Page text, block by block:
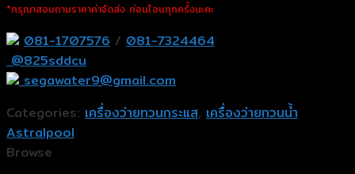
*กรุณาสอบถามราคาค่าจัดส่ง ก่อนโอนทุกครั้งนะคะ
081-1707576 / 081-7324464
@825sddcu
segawater9@gmail.com
Categories: เครื่องว่ายทวนกระแส, เครื่องว่ายทวนน้ำ
Astralpool
Browse